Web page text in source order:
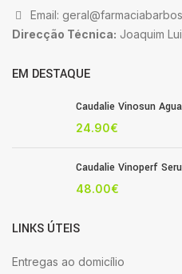
Email:
Direcção Técnica: Joaquim
EM DESTAQUE
Caudalie Vinosun
24.90€
Caudalie Vinoperf
48.00€
LINKS ÚTEIS
Entregas ao domicílio